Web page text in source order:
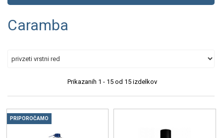
Caramba
Prikazanih 1 - 15 od 15 izdelkov
PRIPOROČAMO